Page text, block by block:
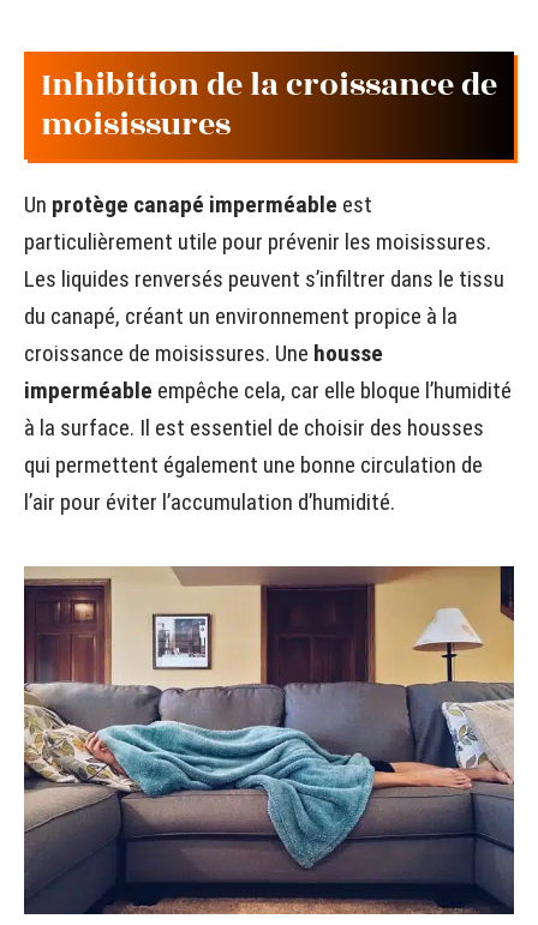
Inhibition de la croissance de
moisissures
Un protège canapé imperméable est
particulièrement utile pour prévenir les moisissures.
Les liquides renversés peuvent s’infiltrer dans le tissu
du canapé, créant un environnement propice à la
croissance de moisissures. Une housse
imperméable empêche cela, car elle bloque l’humidité
à la surface. Il est essentiel de choisir des housses
qui permettent également une bonne circulation de
l’air pour éviter l’accumulation d’humidité.